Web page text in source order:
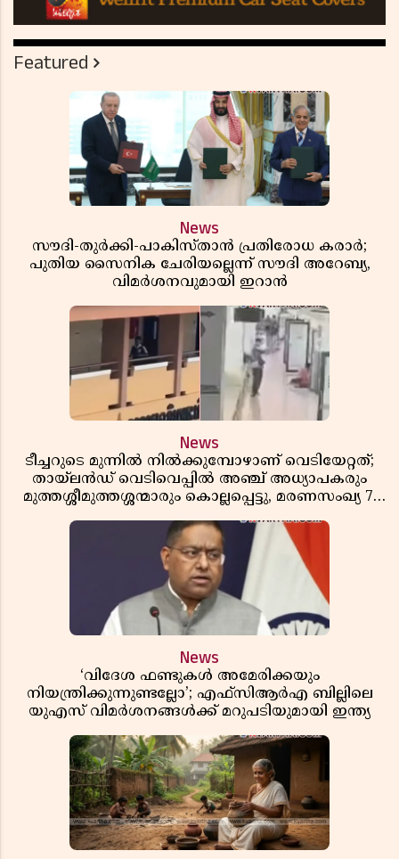
Featured
News
സൗദി-തുർക്കി-പാകിസ്താൻ പ്രതിരോധ കരാർ;
പുതിയ സൈനിക ചേരിയല്ലെന്ന് സൗദി അറേബ്യ,
വിമർശനവുമായി ഇറാൻ
News
ടീച്ചറുടെ മുന്നിൽ നിൽക്കുമ്പോഴാണ് വെടിയേറ്റത്;
തായ്‌ലൻഡ് വെടിവെപ്പിൽ അഞ്ച് അധ്യാപകരും
മുത്തശ്ശീമുത്തശ്ശന്മാരും കൊല്ലപ്പെട്ടു, മരണസംഖ്യ 7;
News
‘വിദേശ ഫണ്ടുകൾ അമേരിക്കയും
നിയന്ത്രിക്കുന്നുണ്ടല്ലോ’; എഫ്സിആർഎ ബില്ലിലെ
യുഎസ് വിമർശനങ്ങൾക്ക് മറുപടിയുമായി ഇന്ത്യ